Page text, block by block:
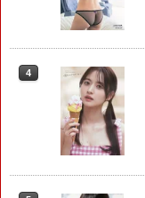
4
4
4
4